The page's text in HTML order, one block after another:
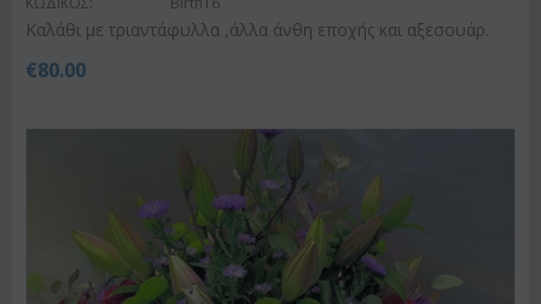
Καλάθι με τριαντάφυλλα ,άλλα άνθη εποχής και αξεσουάρ.
€80.00